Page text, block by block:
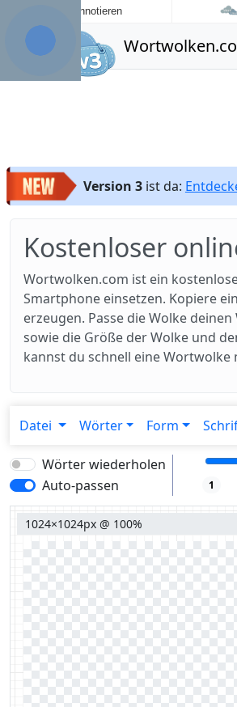
Annotieren
Version 3ist da:
Kostenloser
Wortwolken.com ist ein
Smartphone einsetzen. Kopiere
erzeugen. Passe die Wolke
sowie die Größe der Wolke und
kannst du schnell eine
Datei Wörter Form
Wörter wiederholen
Auto-passen
1
1024×1024px @ 100%